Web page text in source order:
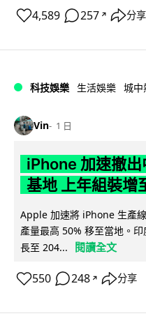
4,589 257 ↗ 分享
科技娛樂 生活娛樂 城中
Vin 1 日
iPhone 加速撤
基地 上年組裝
Apple 加速將 iPhone 生產
產量最高 50% 移至當地。
長至 204...
閱讀全文
550 248 ↗ 分享